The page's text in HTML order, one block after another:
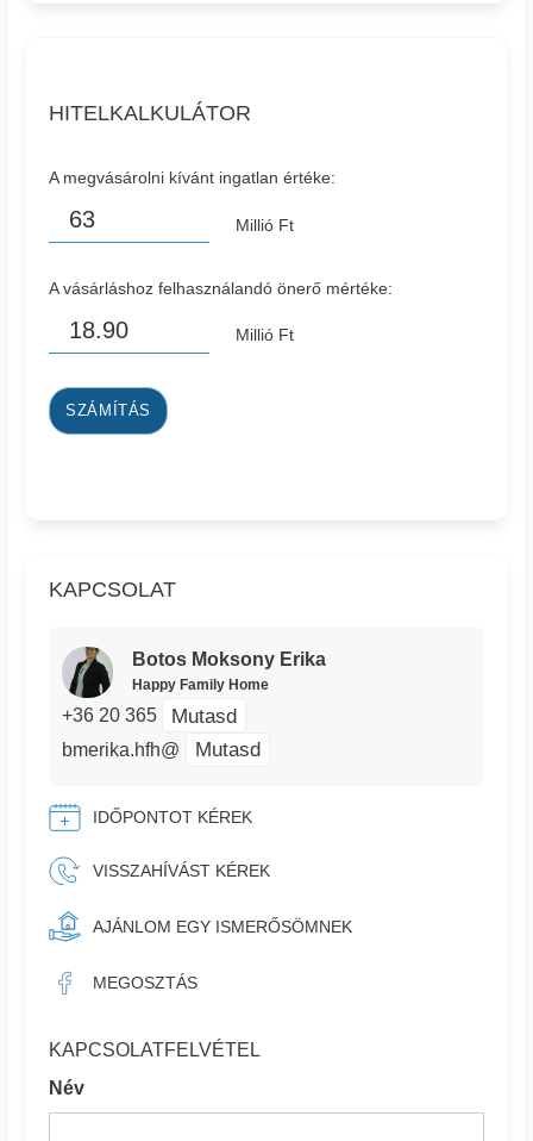
HITELKALKULÁTOR
A megvásárolni kívánt ingatlan értéke:
Millió Ft
A vásárláshoz felhasználandó önerő mértéke:
Millió Ft
SZÁMÍTÁS
KAPCSOLAT
Botos Moksony Erika
Happy Family Home
+36 20 365 Mutasd
bmerika.hfh@ Mutasd
IDŐPONTOT KÉREK
VISSZAHÍVÁST KÉREK
AJÁNLOM EGY ISMERŐSÖMNEK
MEGOSZTÁS
KAPCSOLATFELVÉTEL
Név